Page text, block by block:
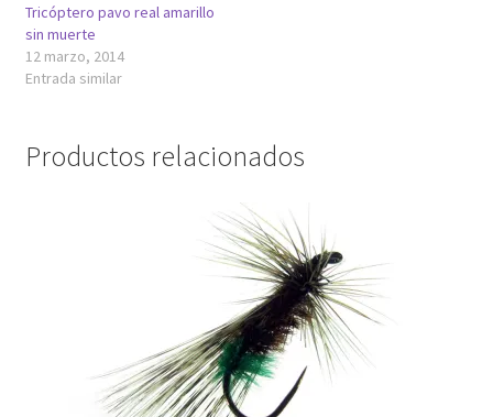
Tricóptero pavo real amarillo
sin muerte
12 marzo, 2014
Entrada similar
Productos relacionados